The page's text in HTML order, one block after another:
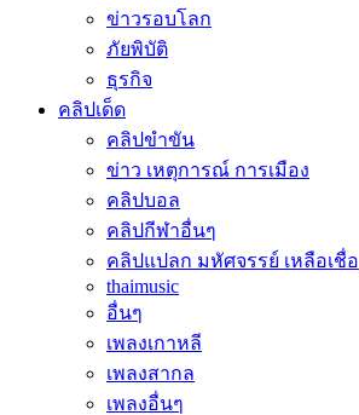
ข่าวรอบโลก
ภัยพิบัติ
ธุรกิจ
คลิปเด็ด
คลิปขำขัน
ข่าว เหตุการณ์ การเมือง
คลิปบอล
คลิปกีฬาอื่นๆ
คลิปแปลก มหัศจรรย์ เหลือเชื่อ
thaimusic
อื่นๆ
เพลงเกาหลี
เพลงสากล
เพลงอื่นๆ